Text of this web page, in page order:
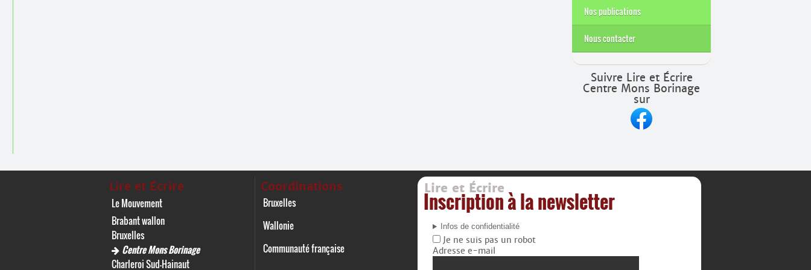
Nos publications
Nous contacter
Suivre Lire et Écrire
Centre Mons Borinage
sur
Lire et Écrire
Le Mouvement
Brabant wallon
Bruxelles
Centre Mons Borinage
Charleroi Sud-Hainaut
Coordinations
Bruxelles
Wallonie
Communauté française
Lire et Écrire
Inscription à la newsletter
Infos de confidentialité
Je ne suis pas un robot
Adresse e-mail